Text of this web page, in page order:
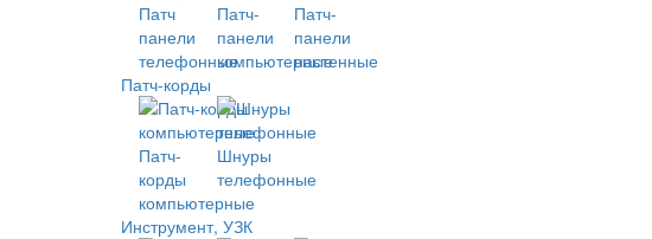
Патч
панели
телефонные
Патч-
панели
компьютерные
Патч-
панели
настенные
Патч-корды
Патч-
корды
компьютерные
Шнуры
телефонные
Инструмент, УЗК